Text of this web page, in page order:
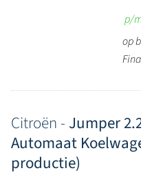
p/
op
Citroën - Jumper
Automaat
productie)